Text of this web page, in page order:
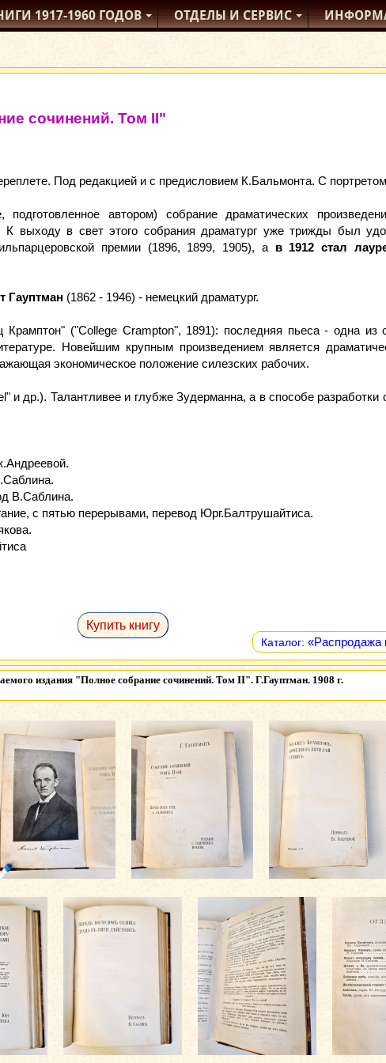
1917-1960ГОДОВ ОТДЕЛЫИ СЕРВИС
сочинений. Том II"
Под редакцией и с предисловием К.Бальмонта. С
подготовленное автором) собрание драматических
К выходу в свет этого собрания драматург уже трижды был
премии (1896, 1899, 1905), а в 1912 стал
Гауптман (1862 - 1946) - немецкий драматург.
("College Crampton", 1891): последняя пьеса - одна
Новейшим крупным произведением является
экономическое положение силезских рабочих.
и др.). Талантливее и глубже Зудерманна, а в способе разработки
В.Саблина.
с пятью перерывами, перевод Юрг.Балтрушайтиса.
Купить книгу
Каталог: «Распродажа
издания "Полное собрание сочинений. Том II". Г.Гауптман. 1908 г.